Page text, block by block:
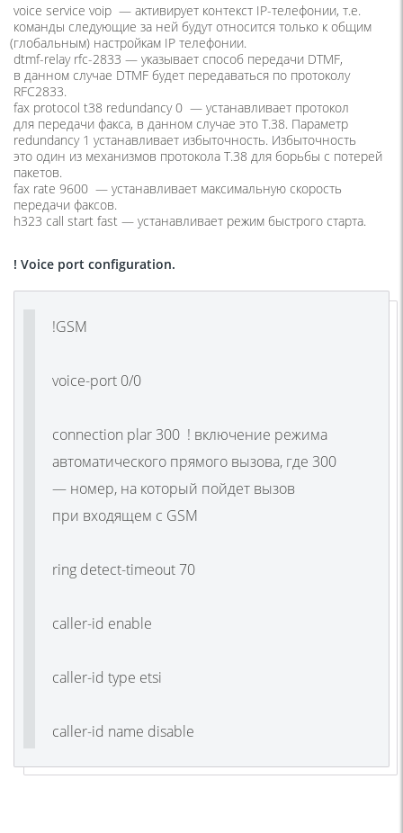
voice service voip — активирует контекст IP-телефонии, т.е.
команды следующие за ней будут относится только к общим
(глобальным) настройкам IP телефонии.
dtmf-relay rfc-2833 — указывает способ передачи DTMF,
в данном случае DTMF будет передаваться по протоколу
RFC2833.
fax protocol t38 redundancy 0 — устанавливает протокол
для передачи факса, в данном случае это T.38. Параметр
redundancy 1 устанавливает избыточность. Избыточность
это один из механизмов протокола T.38 для борьбы с потерей
пакетов.
fax rate 9600 — устанавливает максимальную скорость
передачи факсов.
h323 call start fast — устанавливает режим быстрого старта.
! Voice port configuration.
!GSM
voice-port 0/0
connection plar 300 ! включение режима
автоматического прямого вызова, где 300
— номер, на который пойдет вызов
при входящем с GSM
ring detect-timeout 70
caller-id enable
caller-id type etsi
caller-id name disable